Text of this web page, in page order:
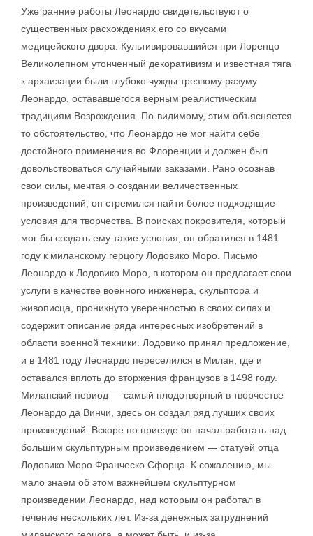
Уже ранние работы Леонардо свидетельствуют о
существенных расхождениях его со вкусами
медицейского двора. Культивировавшийся при Лоренцо
Великолепном утонченный декоративизм и известная тяга
к архаизации были глубоко чужды трезвому разуму
Леонардо, остававшегося верным реалистическим
традициям Возрождения. По-видимому, этим объясняется
то обстоятельство, что Леонардо не мог найти себе
достойного применения во Флоренции и должен был
довольствоваться случайными заказами. Рано осознав
свои силы, мечтая о создании величественных
произведений, он стремился найти более подходящие
условия для творчества. В поисках покровителя, который
мог бы создать ему такие условия, он обратился в 1481
году к миланскому герцогу Лодовико Моро. Письмо
Леонардо к Лодовико Моро, в котором он предлагает свои
услуги в качестве военного инженера, скульптора и
живописца, проникнуто уверенностью в своих силах и
содержит описание ряда интересных изобретений в
области военной техники. Лодовико принял предложение,
и в 1481 году Леонардо переселился в Милан, где и
оставался вплоть до вторжения французов в 1498 году.
Миланский период — самый плодотворный в творчестве
Леонардо да Винчи, здесь он создал ряд лучших своих
произведений. Вскоре по приезде он начал работать над
большим скульптурным произведением — статуей отца
Лодовико Моро Франческо Сфорца. К сожалению, мы
мало знаем об этом важнейшем скульптурном
произведении Леонардо, над которым он работал в
течение нескольких лет. Из-за денежных затруднений